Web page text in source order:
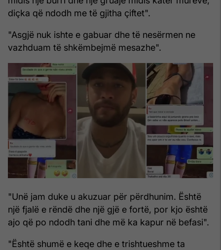
diçka që ndodh me të gjitha çiftet".
"Asgjë nuk ishte e gabuar dhe të nesërmen ne
vazhduam të shkëmbejmë mesazhe".
"Unë jam duke u akuzuar për përdhunim. Është
një fjalë e rëndë dhe një gjë e fortë, por kjo është
ajo që po ndodh tani dhe më ka kapur në befasi".
"Është shumë e keqe dhe e trishtueshme ta